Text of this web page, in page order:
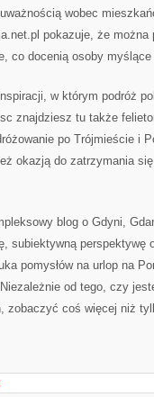
wobec
pokazuje, że można
co docenią osoby
w którym podróż
znajdziesz tu także
po Trójmieście i
okazją do zatrzymania
blog o Gdyni,
subiektywną perspektywę
pomysłów na urlop na
od tego, czy
zobaczyć coś więcej niż